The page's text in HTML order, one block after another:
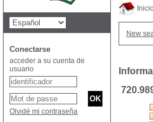
New
Conectarse
acceder a su cuenta de
usuario
Olvidé mi contraseña